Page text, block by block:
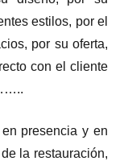
estilos, por el
por su oferta,
con el cliente
presencia y en
la restauración,